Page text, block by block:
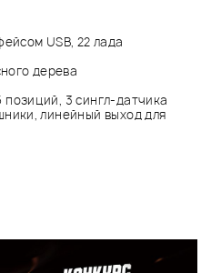
USB, 22 лада
дерева
позиций, 3 сингл-датчика
линейный выход для